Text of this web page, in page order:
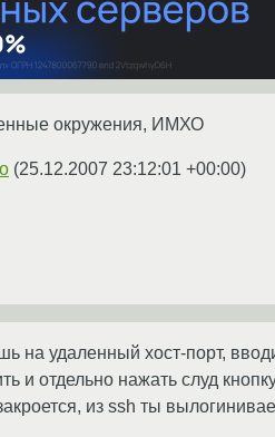
окружения, ИМХО
(25.12.2007 23:12:01 +00:00)
на удаленный хост-порт,
и отдельно нажать слуд
из ssh ты